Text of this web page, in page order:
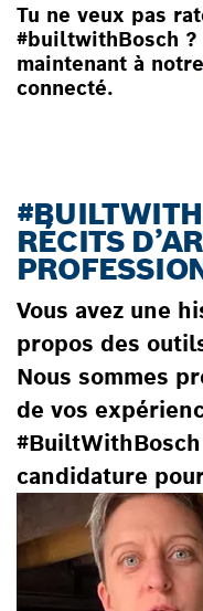
Tu ne veux pas
#builtwithBosch
maintenant à notre
connecté.
RÉCITS
Vous avez une
propos des
Nous sommes
de vos
candidature